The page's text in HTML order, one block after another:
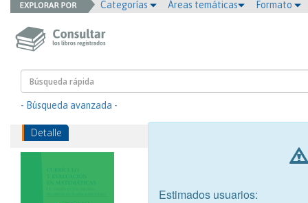
Categorías Áreas temáticas Formato
- Búsqueda avanzada -
Detalle
Estimados usuarios: